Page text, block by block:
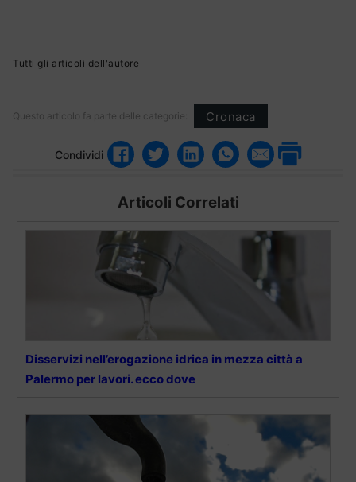
Tutti gli articoli dell'autore
Questo articolo fa parte delle categorie: Cronaca
Condividi
Articoli Correlati
Disservizi nell’erogazione idrica in mezza città a
Palermo per lavori. ecco dove